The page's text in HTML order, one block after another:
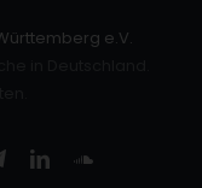
e.V.
TelegramLinkedInSoundCloud